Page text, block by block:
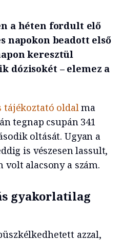
a héten fordult elő
napokon beadott első
keresztül
dózisokét – elemez a
oldalma
tegnap csupán 341
oltását. Ugyan a
is vészesen lassult,
volt alacsony a szám.
gyakorlatilag
azzal,